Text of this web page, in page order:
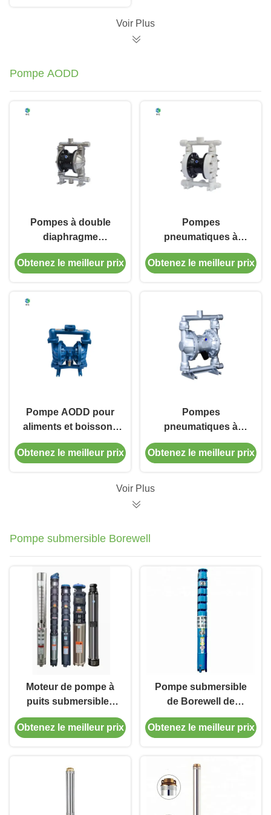
Voir Plus
Pompe AODD
Pompes à double
diaphragme
pneumatiques de 1/4"
à 3" avec connexion
Obtenez le meilleur prix
Pompes
pneumatiques à
double diaphragme à
haute efficacité à
Obtenez le meilleur prix
Pompe AODD pour
aliments et boissons
avec débit de 0,1 à
400 GPM et taille de
Obtenez le meilleur prix
Pompes
pneumatiques à
diaphragme pour
l'éthanol acide,
Obtenez le meilleur prix
Voir Plus
Pompe submersible Borewell
Moteur de pompe à
puits submersibles
intégré à une pompe
immergée dans un
Obtenez le meilleur prix
Pompe submersible
de Borewell de
rendement élevé pour
la tension matérielle
Obtenez le meilleur prix